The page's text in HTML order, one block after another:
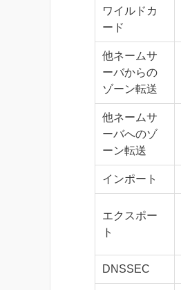
ワイルドカ
ード
他ネームサ
ーバからの
ゾーン転送
他ネームサ
ーバへのゾ
ーン転送
インポート
エクスポー
ト
DNSSEC